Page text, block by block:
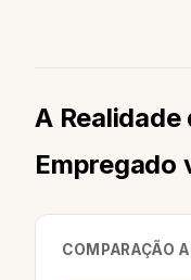
A Realidade
Empregado
COMPARAÇÃO